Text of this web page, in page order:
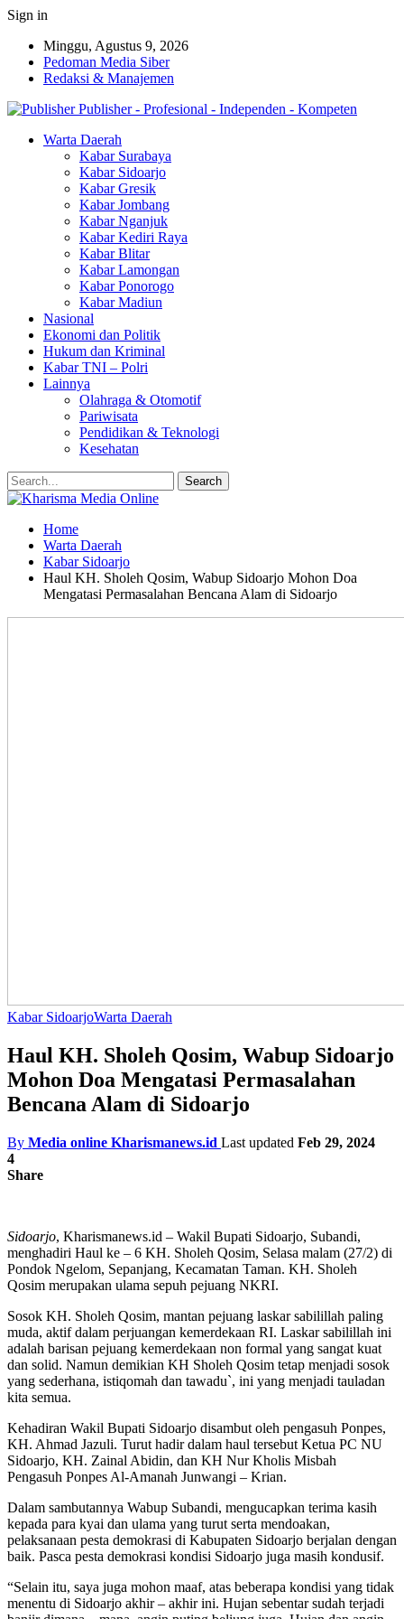
Sign in
Minggu, Agustus 9, 2026
Pedoman Media Siber
Redaksi & Manajemen
Publisher - Profesional - Independen - Kompeten
Warta Daerah
Kabar Surabaya
Kabar Sidoarjo
Kabar Gresik
Kabar Jombang
Kabar Nganjuk
Kabar Kediri Raya
Kabar Blitar
Kabar Lamongan
Kabar Ponorogo
Kabar Madiun
Nasional
Ekonomi dan Politik
Hukum dan Kriminal
Kabar TNI – Polri
Lainnya
Olahraga & Otomotif
Pariwisata
Pendidikan & Teknologi
Kesehatan
Home
Warta Daerah
Kabar Sidoarjo
Haul KH. Sholeh Qosim, Wabup Sidoarjo Mohon Doa
Mengatasi Permasalahan Bencana Alam di Sidoarjo
Kabar SidoarjoWarta Daerah
Haul KH. Sholeh Qosim, Wabup Sidoarjo
Mohon Doa Mengatasi Permasalahan
Bencana Alam di Sidoarjo
By Media online Kharismanews.id Last updated Feb 29, 2024
4
Share
Sidoarjo, Kharismanews.id – Wakil Bupati Sidoarjo, Subandi,
menghadiri Haul ke – 6 KH. Sholeh Qosim, Selasa malam (27/2) di
Pondok Ngelom, Sepanjang, Kecamatan Taman. KH. Sholeh
Qosim merupakan ulama sepuh pejuang NKRI.
Sosok KH. Sholeh Qosim, mantan pejuang laskar sabilillah paling
muda, aktif dalam perjuangan kemerdekaan RI. Laskar sabilillah ini
adalah barisan pejuang kemerdekaan non formal yang sangat kuat
dan solid. Namun demikian KH Sholeh Qosim tetap menjadi sosok
yang sederhana, istiqomah dan tawadu`, ini yang menjadi tauladan
kita semua.
Kehadiran Wakil Bupati Sidoarjo disambut oleh pengasuh Ponpes,
KH. Ahmad Jazuli. Turut hadir dalam haul tersebut Ketua PC NU
Sidoarjo, KH. Zainal Abidin, dan KH Nur Kholis Misbah
Pengasuh Ponpes Al-Amanah Junwangi – Krian.
Dalam sambutannya Wabup Subandi, mengucapkan terima kasih
kepada para kyai dan ulama yang turut serta mendoakan,
pelaksanaan pesta demokrasi di Kabupaten Sidoarjo berjalan dengan
baik. Pasca pesta demokrasi kondisi Sidoarjo juga masih kondusif.
“Selain itu, saya juga mohon maaf, atas beberapa kondisi yang tidak
menentu di Sidoarjo akhir – akhir ini. Hujan sebentar sudah terjadi